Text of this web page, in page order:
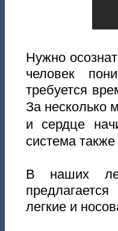
Нужно
человек
требуется
За несколько
и сердце
система
В наших
легкие и